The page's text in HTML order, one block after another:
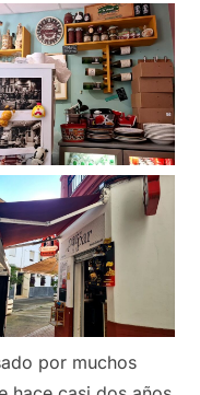
por muchos